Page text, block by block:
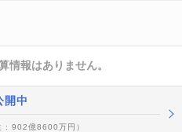
情報はありません。
開中
: 902億8600万円）